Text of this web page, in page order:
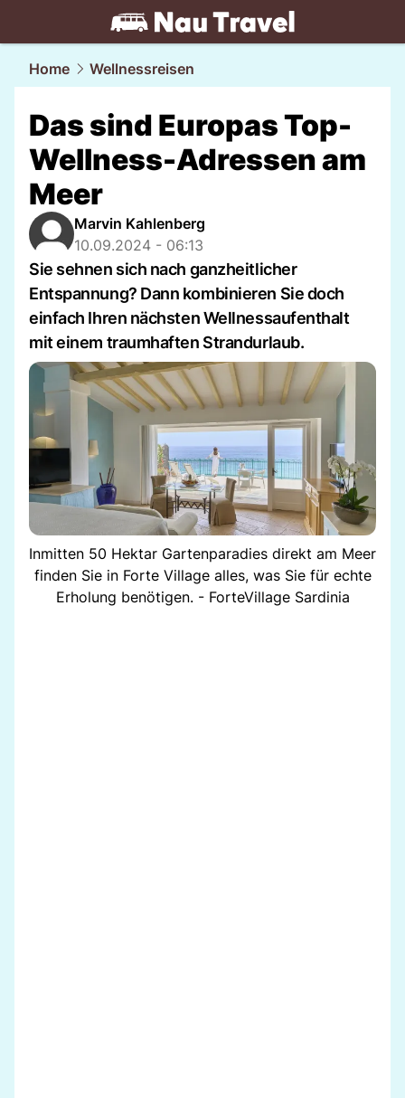
travel.NAU.ch
Home Wellnessreisen
Das sind Europas Top-
Wellness-Adressen am
Meer
Marvin Kahlenberg
10.09.2024 - 06:13
Sie sehnen sich nach ganzheitlicher
Entspannung? Dann kombinieren Sie doch
einfach Ihren nächsten Wellnessaufenthalt
mit einem traumhaften Strandurlaub.
Inmitten 50 Hektar Gartenparadies direkt am Meer
finden Sie in Forte Village alles, was Sie für echte
Erholung benötigen. - ForteVillage Sardinia